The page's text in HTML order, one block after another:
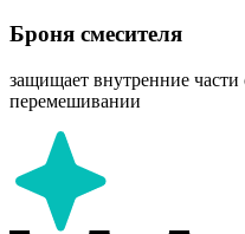
Броня смесителя
защищает внутренние части
перемешивании